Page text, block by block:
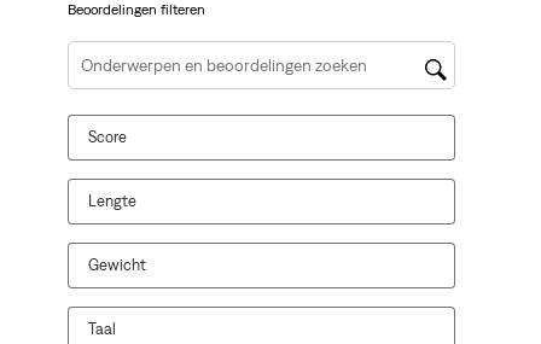
beoordelen
met
1
ster.
Hiermee
open
je
een
vragenformulier.
beoordelen
met
2
sterren.
Hiermee
je
vragenformulier.
met
3
sterren.
Hiermee
je
vragenformulier.
met
4
sterren.
Hiermee
je
vragenformulier.
met
sterren.
Hiermee
je
vragenformulier.
Beoordelingen filteren
Onderwerpen en beoordelingen zoeken per regio
Score
Lengte
Gewicht
Taal